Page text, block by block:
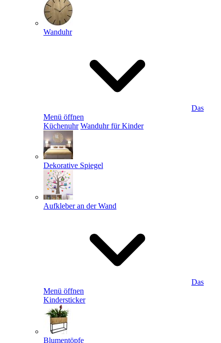
Wanduhr
Das
Menü öffnen
Küchenuhr Wanduhr für Kinder
Dekorative Spiegel
Aufkleber an der Wand
Das
Menü öffnen
Kindersticker
Blumentöpfe